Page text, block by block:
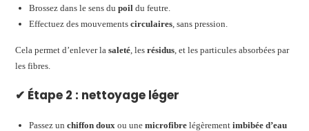
Brossez dans le sens dupoil du feutre.
Effectuez des mouvementscirculaires , sans pression.
Cela permet d’enlever lasaleté , lesrésidus , et les particules absorbées par
les fibres.
✔ Étape 2 : nettoyage léger
Passez unchiffon doux ou unemicrofibre légèrementimbibée d’eau